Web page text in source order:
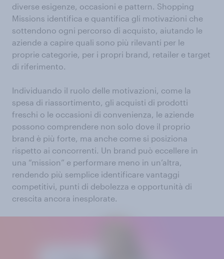
diverse esigenze, occasioni e pattern. Shopping
Missions identifica e quantifica gli motivazioni che
sottendono ogni percorso di acquisto, aiutando le
aziende a capire quali sono più rilevanti per le
proprie categorie, per i propri brand, retailer e target
di riferimento.
Individuando il ruolo delle motivazioni, come la
spesa di riassortimento, gli acquisti di prodotti
freschi o le occasioni di convenienza, le aziende
possono comprendere non solo dove il proprio
brand è più forte, ma anche come si posiziona
rispetto ai concorrenti. Un brand può eccellere in
una “mission” e performare meno in un’altra,
rendendo più semplice identificare vantaggi
competitivi, punti di debolezza e opportunità di
crescita ancora inesplorate.